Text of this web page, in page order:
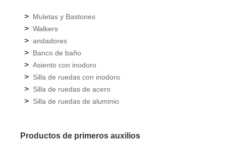
> Muletas y Bastones
> Walkers
> andadores
> Banco de baño
> Asiento con inodoro
> Silla de ruedas con inodoro
> Silla de ruedas de acero
> Silla de ruedas de aluminio
Productos de primeros auxilios